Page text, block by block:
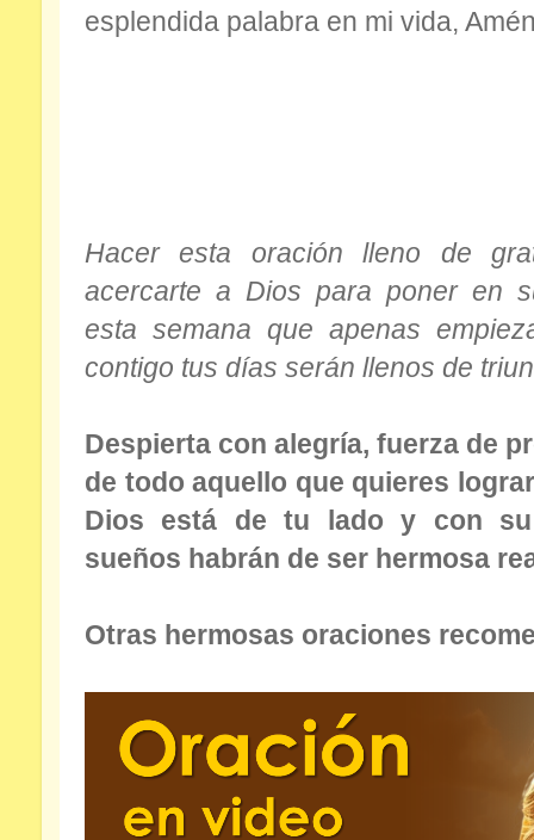
esplendida palabra en mi vida,
Hacer esta oración lleno de
acercarte a Dios para poner en
esta semana que apenas
contigo tus días serán llenos de
Despierta con alegría, fuerza de
de todo aquello que quieres
Dios está de tu lado y con
sueños habrán de ser hermosa
Otras hermosas oraciones